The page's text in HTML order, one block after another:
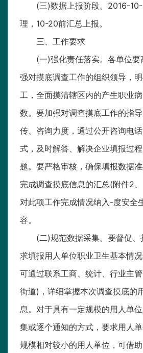
(三)数据上报阶段。2016-
理，10-20前汇总上报。
三、工作要求
(一)强化责任落实。各单位
强对摸底调查工作的组织领导，
工，全面摸清辖区内的产生职业
数。要加强对调查摸底工作的指
传、咨询力度，通过公开咨询电
式，及时解答、解决企业填报过
题。要严格审核，确保填报数据
完成调查摸底信息的汇总(附件2
对此项工作完成情况纳入-度安全
容。
(二)规范数据采集。要督促
求填报用人单位职业卫生基本情况
可通过联系工商、统计、行业主管
街道)，详细掌握本次调查摸底的
息。对于具有一定规模的用人单
集或逐个通知的方式，要求用人
规模相对较小的用人单位，可借